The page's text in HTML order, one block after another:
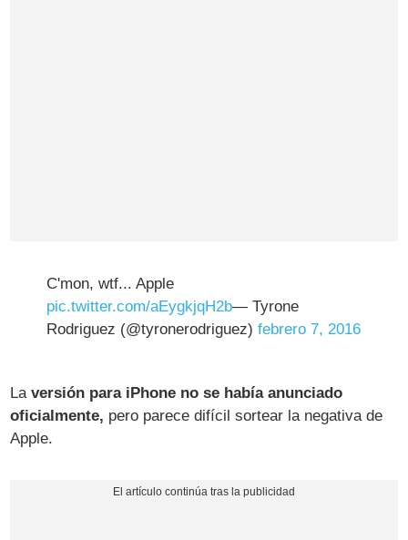
C'mon, wtf... Apple
pic.twitter.com/aEygkjqH2b— Tyrone
Rodriguez (@tyronerodriguez)febrero 7, 2016
Laversión para iPhone no se había anunciado
oficialmente, pero parece difícil sortear la negativa de
Apple.